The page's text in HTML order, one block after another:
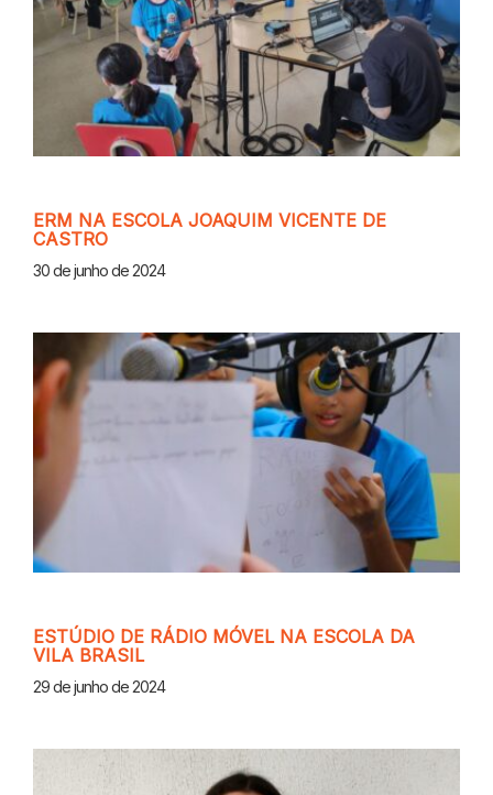
ERM NA ESCOLA JOAQUIM VICENTE DE
CASTRO
30 de junho de 2024
ESTÚDIO DE RÁDIO MÓVEL NA ESCOLA DA
VILA BRASIL
29 de junho de 2024